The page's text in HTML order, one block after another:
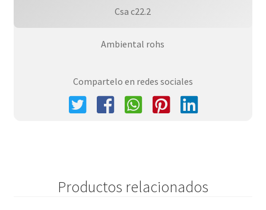
Csa c22.2
Ambiental rohs
Compartelo en redes sociales
Productos relacionados